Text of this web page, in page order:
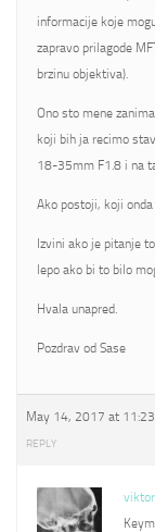
informacije koje
zapravo prilagode
brzinu objektiva).
Ono sto mene
koji bih ja recimo
18-35mm F1.8 i na
Ako postoji, koji
Izvini ako je pitanje
lepo ako bi to bilo
Hvala unapred.
Pozdrav od Sase
May 14, 2017 at
REPLY